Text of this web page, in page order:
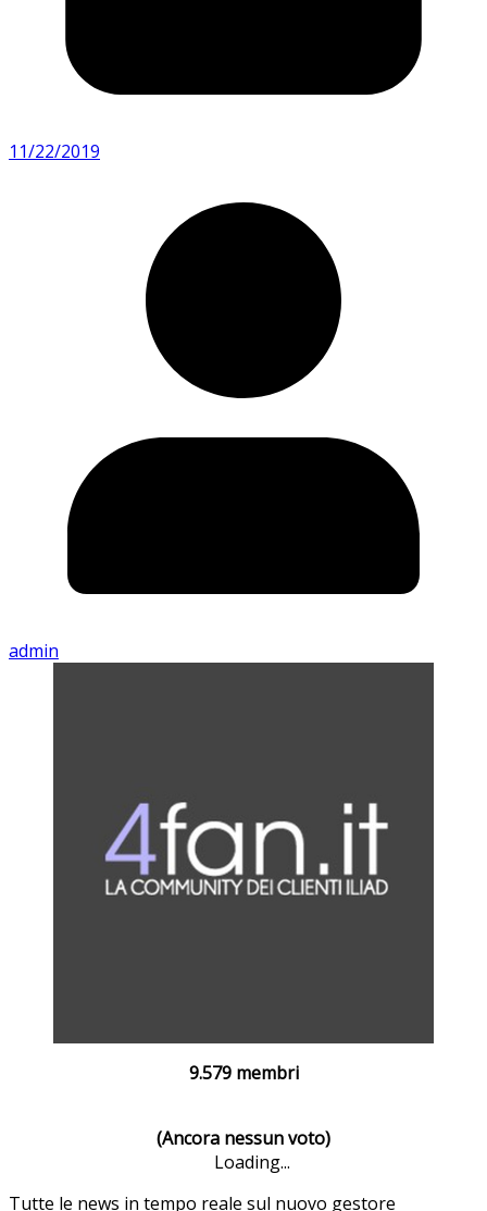
11/22/2019
admin
9.579 membri
(Ancora nessun voto)
Loading...
Tutte le news in tempo reale sul nuovo gestore